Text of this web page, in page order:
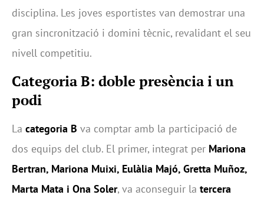
disciplina. Les joves esportistes van demostrar una
gran sincronització i domini tècnic, revalidant el seu
nivell competitiu.
Categoria B: doble presència i un
podi
La categoria B va comptar amb la participació de
dos equips del club. El primer, integrat per Mariona
Bertran, Mariona Muixi, Eulàlia Majó, Gretta Muñoz,
Marta Mata i Ona Soler, va aconseguir la tercera